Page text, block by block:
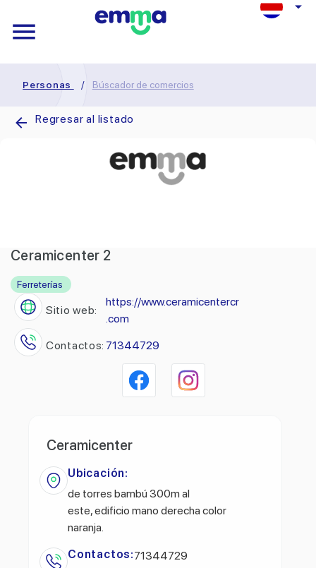
Personas / Búscador de comercios
Regresar al listado
Ceramicenter 2
Ferreterías
Sitio web:
https://www.ceramicentercr
.com
Contactos: 71344729
Ceramicenter
Ubicación:
de torres bambú 300m al
este, edificio mano derecha color
naranja.
Contactos:71344729